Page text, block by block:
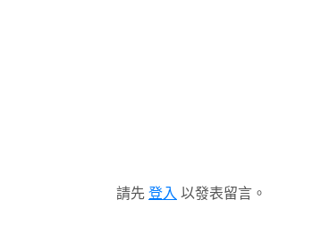
請先 登入 以發表留言。